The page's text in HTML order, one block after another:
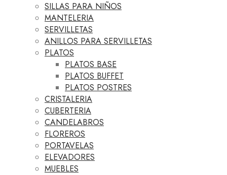
SILLAS PARA NIÑOS
MANTELERIA
SERVILLETAS
ANILLOS PARA SERVILLETAS
PLATOS
PLATOS BASE
PLATOS BUFFET
PLATOS POSTRES
CRISTALERIA
CUBERTERIA
CANDELABROS
FLOREROS
PORTAVELAS
ELEVADORES
MUEBLES